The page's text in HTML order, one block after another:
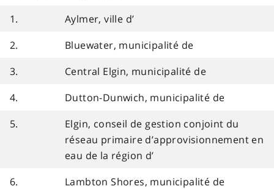
1.
Aylmer, ville d’
2.
Bluewater, municipalité de
3.
Central Elgin, municipalité de
4.
Dutton-Dunwich, municipalité de
5.
Elgin, conseil de gestion conjoint du
réseau primaire d’approvisionnement en
eau de la région d’
6.
Lambton Shores, municipalité de